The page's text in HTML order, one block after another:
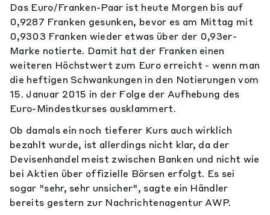
Das Euro/Franken-Paar ist heute Morgen bis auf
0,9287 Franken gesunken, bevor es am Mittag mit
0,9303 Franken wieder etwas über der 0,93er-
Marke notierte. Damit hat der Franken einen
weiteren Höchstwert zum Euro erreicht - wenn man
die heftigen Schwankungen in den Notierungen vom
15. Januar 2015 in der Folge der Aufhebung des
Euro-Mindestkurses ausklammert.
Ob damals ein noch tieferer Kurs auch wirklich
bezahlt wurde, ist allerdings nicht klar, da der
Devisenhandel meist zwischen Banken und nicht wie
bei Aktien über offizielle Börsen erfolgt. Es sei
sogar "sehr, sehr unsicher", sagte ein Händler
bereits gestern zur Nachrichtenagentur AWP.